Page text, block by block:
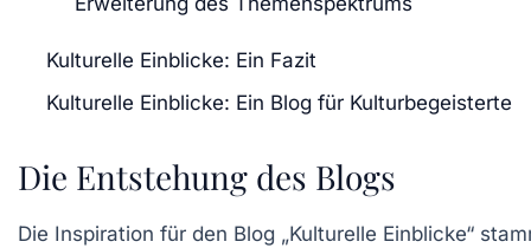
Kulturelle Einblicke: Ein Fazit
Kulturelle Einblicke: Ein Blog für Kulturbegeisterte
Die Entstehung des Blogs
Die Inspiration für den Blog „Kulturelle Einblicke“